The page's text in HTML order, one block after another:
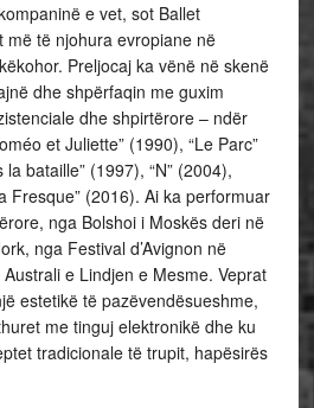
e vet, sot Ballet
më të njohura evropiane në
Preljocaj ka vënë në skenë
dhe shpërfaqin me guxim
dhe shpirtërore – ndër
et Juliette” (1990), “Le Parc”
bataille” (1997), “N” (2004),
Fresque” (2016). Ai ka performuar
nga Bolshoi i Moskës deri në
nga Festival d’Avignon në
e Lindjen e Mesme. Veprat
estetikë të pazëvendësueshme,
me tinguj elektronikë dhe ku
tradicionale të trupit, hapësirës